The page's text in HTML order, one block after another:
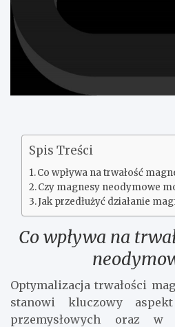
Spis Treści
Co wpływa na trwałość
Czy magnesy neodymowe
Jak przedłużyć działanie
Co wpływa na
Optymalizacja trwałości
stanowi kluczowy
przemysłowych oraz w